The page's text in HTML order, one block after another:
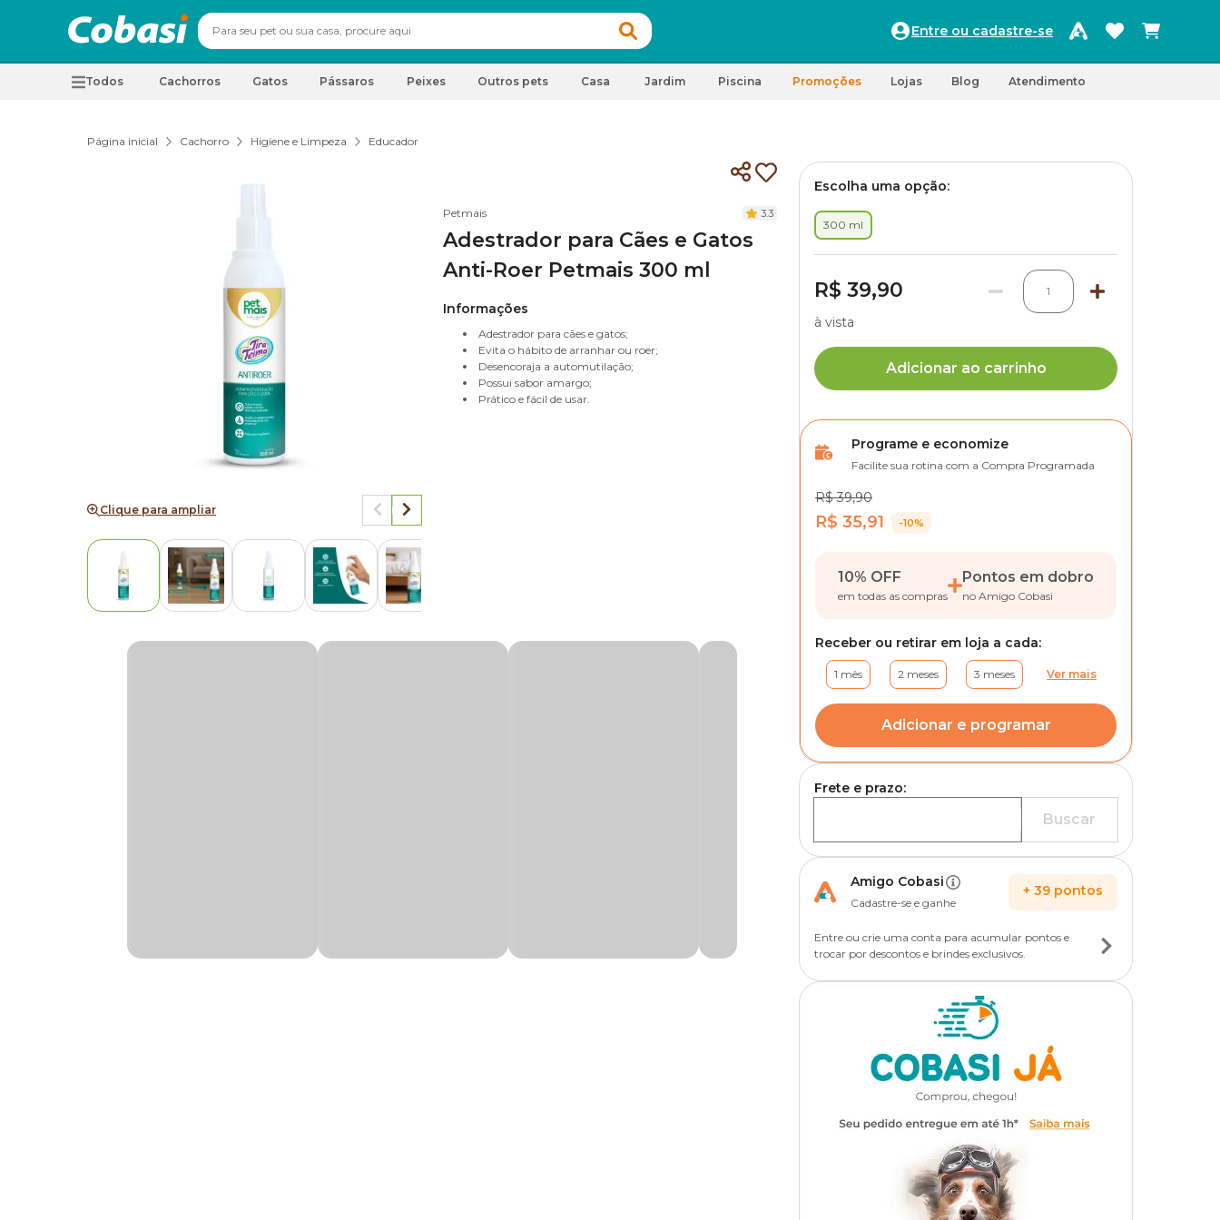
Entre ou cadastre-se
Todos Cachorros Gatos Pássaros Peixes Outros pets Casa Jardim Piscina Promoções Lojas Blog Atendimento
Página inicial Cachorro Higiene e Limpeza Educador
Clique para ampliar
Petmais 3.3
Adestrador para Cães e Gatos
Anti-Roer Petmais 300 ml
Informações
Adestrador para cães e gatos;
Evita o hábito de arranhar ou roer;
Desencoraja a automutilação;
Possui sabor amargo;
Prático e fácil de usar.
Escolha uma opção:
300 ml
R$ 39,90 1
à vista
Adicionar ao carrinho
Programe e economize
Facilite sua rotina com a Compra Programada
R$ 39,90
R$ 35,91 -10%
10% OFF
em todas as compras
Pontos em dobro
no Amigo Cobasi
Receber ou retirar em loja a cada:
1 mês 2 meses 3 meses Ver mais
Adicionar e programar
Frete e prazo:
Buscar
Amigo Cobasi
Cadastre-se e ganhe
+ 39 pontos
Entre ou crie uma conta para acumular pontos e
trocar por descontos e brindes exclusivos.